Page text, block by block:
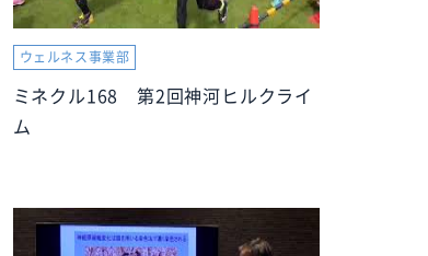
ウェルネス事業部
ミネクル168 第2回神河ヒルクライ
ム